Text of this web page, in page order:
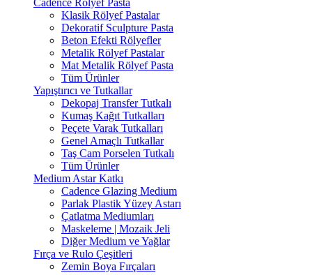
Cadence Rölyef Pasta
Klasik Rölyef Pastalar
Dekoratif Sculpture Pasta
Beton Efekti Rölyefler
Metalik Rölyef Pastalar
Mat Metalik Rölyef Pasta
Tüm Ürünler
Yapıştırıcı ve Tutkallar
Dekopaj Transfer Tutkalı
Kumaş Kağıt Tutkalları
Peçete Varak Tutkalları
Genel Amaçlı Tutkallar
Taş Cam Porselen Tutkalı
Tüm Ürünler
Medium Astar Katkı
Cadence Glazing Medium
Parlak Plastik Yüzey Astarı
Çatlatma Mediumları
Maskeleme | Mozaik Jeli
Diğer Medium ve Yağlar
Fırça ve Rulo Çeşitleri
Zemin Boya Fırçaları